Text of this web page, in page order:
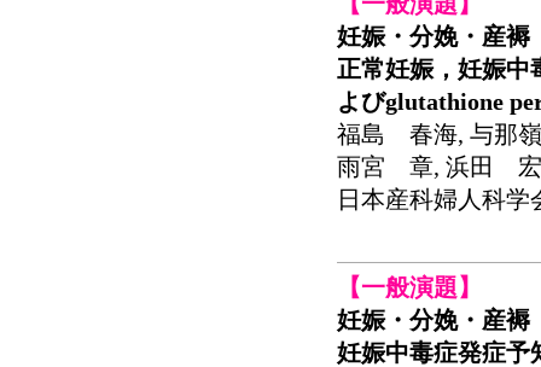
妊娠・分娩・産褥
正常妊娠，妊娠中
よびglutathione
福島 春海, 与那
雨宮 章, 浜田 宏
日本産科婦人科学
【一般演題】
妊娠・分娩・産褥
妊娠中毒症発症予